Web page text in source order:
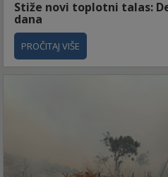
Stiže novi toplotni talas:
dana
PROČITAJ VIŠE